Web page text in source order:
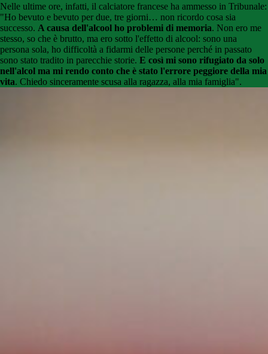
Nelle ultime ore, infatti, il calciatore francese ha ammesso in Tribunale:
"Ho bevuto e bevuto per due, tre giorni… non ricordo cosa sia
successo. A causa dell'alcool ho problemi di memoria. Non ero me
stesso, so che è brutto, ma ero sotto l'effetto di alcool: sono una
persona sola, ho difficoltà a fidarmi delle persone perché in passato
sono stato tradito in parecchie storie. E così mi sono rifugiato da solo
nell'alcol ma mi rendo conto che è stato l'errore peggiore della mia
vita. Chiedo sinceramente scusa alla ragazza, alla mia famiglia".